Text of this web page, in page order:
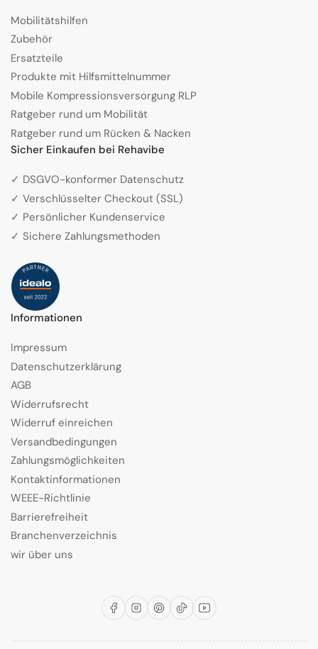
Mobilitätshilfen
Zubehör
Ersatzteile
Produkte mit Hilfsmittelnummer
Mobile Kompressionsversorgung RLP
Ratgeber rund um Mobilität
Ratgeber rund um Rücken & Nacken
Sicher Einkaufen bei Rehavibe
✓ DSGVO-konformer Datenschutz
✓ Verschlüsselter Checkout (SSL)
✓ Persönlicher Kundenservice
✓ Sichere Zahlungsmethoden
Informationen
Impressum
Datenschutzerklärung
AGB
Widerrufsrecht
Widerruf einreichen
Versandbedingungen
Zahlungsmöglichkeiten
Kontaktinformationen
WEEE-Richtlinie
Barrierefreiheit
Branchenverzeichnis
wir über uns
FacebookInstagram
Pinterest
TikTokYouTube